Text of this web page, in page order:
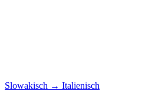
Slowakisch → Italienisch